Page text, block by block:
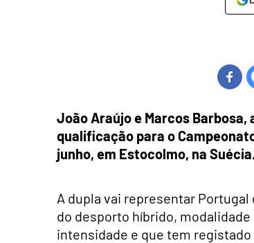
João Araújo e Marcos
qualificação para o
junho, em Estocolmo, na Suécia.
A dupla vai representar
do desporto híbrido,
intensidade e que tem